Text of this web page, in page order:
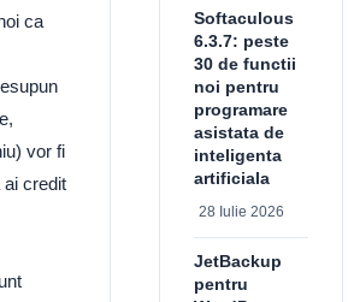
ca
vor fi
ai credit
Softaculous
6.3.7: peste
30 de functii
noi pentru
programare
asistata de
inteligenta
artificiala
28 Iulie 2026
JetBackup
pentru